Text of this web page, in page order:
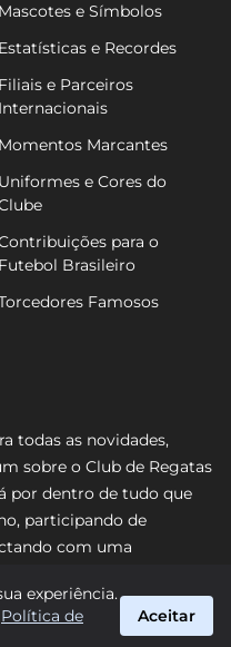
Mascotes e Símbolos
Estatísticas e Recordes
Filiais e Parceiros
Internacionais
Momentos Marcantes
Uniformes e Cores do
para o
Futebol Brasileiro
Famosos
todas as novidades,
sobre o Club de Regatas
por dentro de tudo que
participando de
com uma
o caminho do Vasco
experiência.
Política de
Aceitar